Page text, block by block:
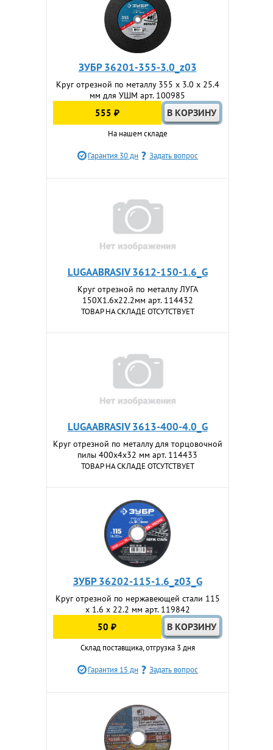
ЗУБР 36201-355-3.0_z03
Круг отрезной по металлу 355 x 3.0 x 25.4
мм для УШМ арт. 100985
555 ₽
На нашем складе
Гарантия 30 дн Задать вопрос
LUGAABRASIV 3612-150-1.6_G
Круг отрезной по металлу ЛУГА
150X1.6x22.2мм арт. 114432
ТОВАР НА СКЛАДЕ ОТСУТСТВУЕТ
LUGAABRASIV 3613-400-4.0_G
Круг отрезной по металлу для торцовочной
пилы 400х4х32 мм арт. 114433
ТОВАР НА СКЛАДЕ ОТСУТСТВУЕТ
ЗУБР 36202-115-1.6_z03_G
Круг отрезной по нержавеющей стали 115
x 1.6 x 22.2 мм арт. 119842
50 ₽
Склад поставщика, отгрузка 3 дня
Гарантия 15 дн Задать вопрос